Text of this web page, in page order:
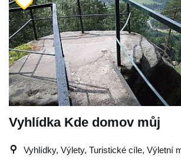
Vyhlídka Kde domov můj
Vyhlídky, Výlety, Turistické cíle, Výletní